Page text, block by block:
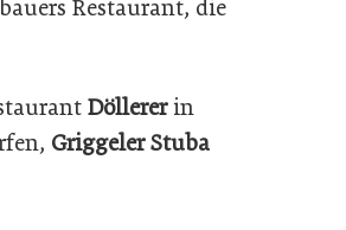
Restaurant, die
Döllererin
Griggeler Stuba